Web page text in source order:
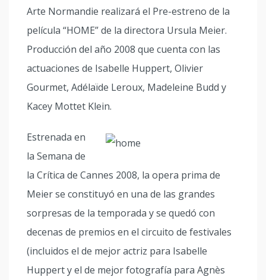
Arte Normandie realizará el Pre-estreno de la
película “HOME” de la directora Ursula Meier.
Producción del año 2008 que cuenta con las
actuaciones de Isabelle Huppert, Olivier
Gourmet, Adélaïde Leroux, Madeleine Budd y
Kacey Mottet Klein.
Estrenada en
la Semana de
la Crítica de Cannes 2008, la opera prima de
Meier se constituyó en una de las grandes
sorpresas de la temporada y se quedó con
decenas de premios en el circuito de festivales
(incluidos el de mejor actriz para Isabelle
Huppert y el de mejor fotografía para Agnès